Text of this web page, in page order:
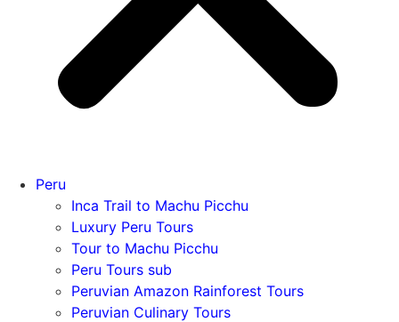
Peru
Inca Trail to Machu Picchu
Luxury Peru Tours
Tour to Machu Picchu
Peru Tours sub
Peruvian Amazon Rainforest Tours
Peruvian Culinary Tours